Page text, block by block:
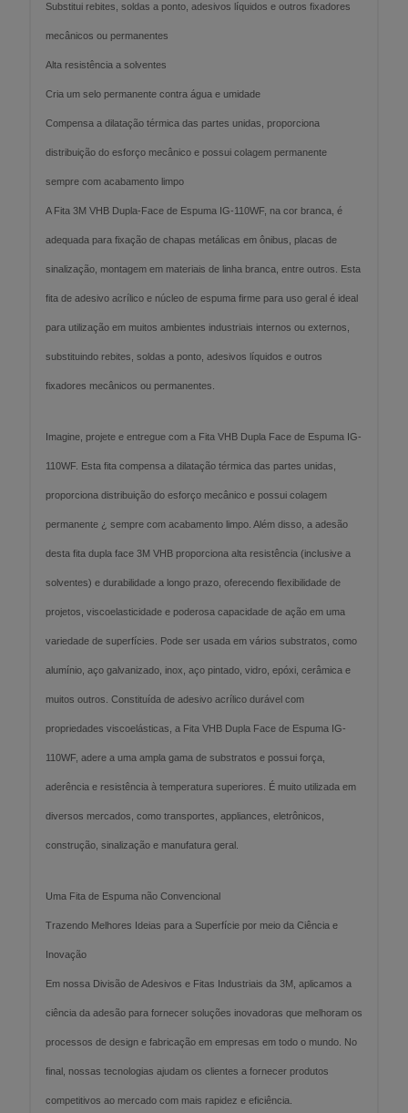
Substitui rebites, soldas a ponto, adesivos líquidos e outros fixadores
mecânicos ou permanentes
Alta resistência a solventes
Cria um selo permanente contra água e umidade
Compensa a dilatação térmica das partes unidas, proporciona
distribuição do esforço mecânico e possui colagem permanente
sempre com acabamento limpo
A Fita 3M VHB Dupla-Face de Espuma IG-110WF, na cor branca, é
adequada para fixação de chapas metálicas em ônibus, placas de
sinalização, montagem em materiais de linha branca, entre outros. Esta
fita de adesivo acrílico e núcleo de espuma firme para uso geral é ideal
para utilização em muitos ambientes industriais internos ou externos,
substituindo rebites, soldas a ponto, adesivos líquidos e outros
fixadores mecânicos ou permanentes.
Imagine, projete e entregue com a Fita VHB Dupla Face de Espuma IG-
110WF. Esta fita compensa a dilatação térmica das partes unidas,
proporciona distribuição do esforço mecânico e possui colagem
permanente ¿ sempre com acabamento limpo. Além disso, a adesão
desta fita dupla face 3M VHB proporciona alta resistência (inclusive a
solventes) e durabilidade a longo prazo, oferecendo flexibilidade de
projetos, viscoelasticidade e poderosa capacidade de ação em uma
variedade de superfícies. Pode ser usada em vários substratos, como
alumínio, aço galvanizado, inox, aço pintado, vidro, epóxi, cerâmica e
muitos outros. Constituída de adesivo acrílico durável com
propriedades viscoelásticas, a Fita VHB Dupla Face de Espuma IG-
110WF, adere a uma ampla gama de substratos e possui força,
aderência e resistência à temperatura superiores. É muito utilizada em
diversos mercados, como transportes, appliances, eletrônicos,
construção, sinalização e manufatura geral.
Uma Fita de Espuma não Convencional
Trazendo Melhores Ideias para a Superfície por meio da Ciência e
Inovação
Em nossa Divisão de Adesivos e Fitas Industriais da 3M, aplicamos a
ciência da adesão para fornecer soluções inovadoras que melhoram os
processos de design e fabricação em empresas em todo o mundo. No
final, nossas tecnologias ajudam os clientes a fornecer produtos
competitivos ao mercado com mais rapidez e eficiência.